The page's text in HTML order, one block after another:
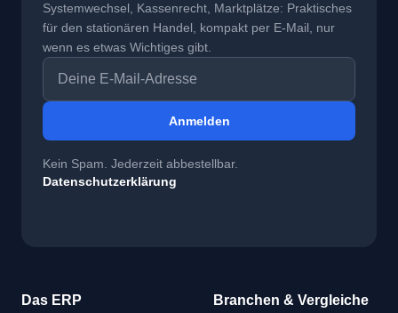
Systemwechsel, Kassenrecht, Marktplätze: Praktisches
für den stationären Handel, kompakt per E-Mail, nur
wenn es etwas Wichtiges gibt.
E-Mail-Adresse
Anmelden
Kein Spam. Jederzeit abbestellbar.
Datenschutzerklärung
Das ERP Branchen & Vergleiche